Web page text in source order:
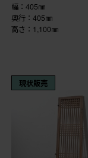
幅：405㎜
奥行：405㎜
高さ：1,100㎜
現状販売